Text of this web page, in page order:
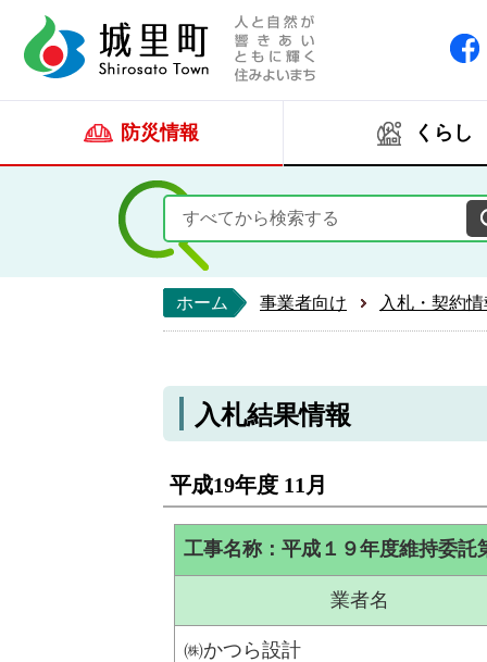
防災情報 くらし
ホーム 事業者向け 入札・契約
入札結果情報
平成19年度 11月
工事名称：平成１９年度維持委
業者名
㈱かつら設計